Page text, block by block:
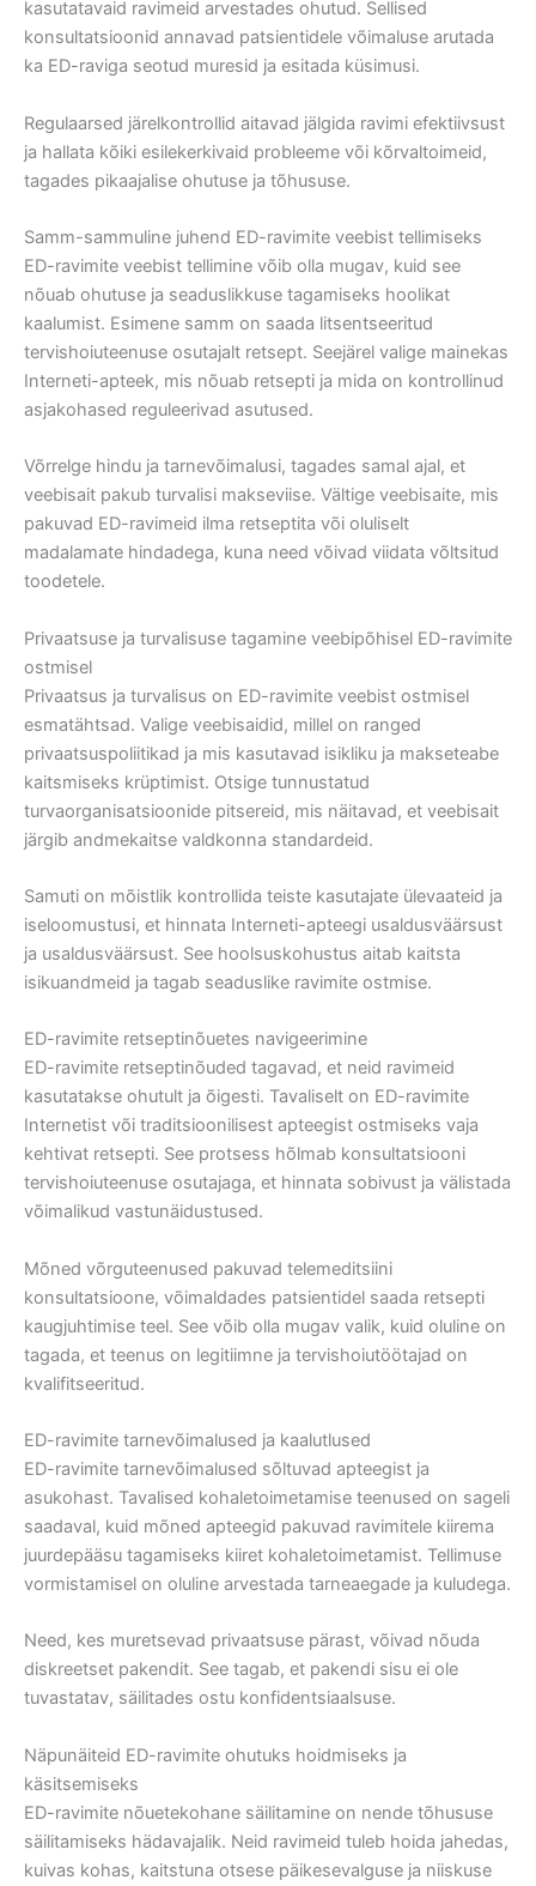
kasutatavaid ravimeid arvestades ohutud. Sellised
konsultatsioonid annavad patsientidele võimaluse arutada
ka ED-raviga seotud muresid ja esitada küsimusi.
Regulaarsed järelkontrollid aitavad jälgida ravimi efektiivsust
ja hallata kõiki esilekerkivaid probleeme või kõrvaltoimeid,
tagades pikaajalise ohutuse ja tõhususe.
Samm-sammuline juhend ED-ravimite veebist tellimiseks
ED-ravimite veebist tellimine võib olla mugav, kuid see
nõuab ohutuse ja seaduslikkuse tagamiseks hoolikat
kaalumist. Esimene samm on saada litsentseeritud
tervishoiuteenuse osutajalt retsept. Seejärel valige mainekas
Interneti-apteek, mis nõuab retsepti ja mida on kontrollinud
asjakohased reguleerivad asutused.
Võrrelge hindu ja tarnevõimalusi, tagades samal ajal, et
veebisait pakub turvalisi makseviise. Vältige veebisaite, mis
pakuvad ED-ravimeid ilma retseptita või oluliselt
madalamate hindadega, kuna need võivad viidata võltsitud
toodetele.
Privaatsuse ja turvalisuse tagamine veebipõhisel ED-ravimite
ostmisel
Privaatsus ja turvalisus on ED-ravimite veebist ostmisel
esmatähtsad. Valige veebisaidid, millel on ranged
privaatsuspoliitikad ja mis kasutavad isikliku ja makseteabe
kaitsmiseks krüptimist. Otsige tunnustatud
turvaorganisatsioonide pitsereid, mis näitavad, et veebisait
järgib andmekaitse valdkonna standardeid.
Samuti on mõistlik kontrollida teiste kasutajate ülevaateid ja
iseloomustusi, et hinnata Interneti-apteegi usaldusväärsust
ja usaldusväärsust. See hoolsuskohustus aitab kaitsta
isikuandmeid ja tagab seaduslike ravimite ostmise.
ED-ravimite retseptinõuetes navigeerimine
ED-ravimite retseptinõuded tagavad, et neid ravimeid
kasutatakse ohutult ja õigesti. Tavaliselt on ED-ravimite
Internetist või traditsioonilisest apteegist ostmiseks vaja
kehtivat retsepti. See protsess hõlmab konsultatsiooni
tervishoiuteenuse osutajaga, et hinnata sobivust ja välistada
võimalikud vastunäidustused.
Mõned võrguteenused pakuvad telemeditsiini
konsultatsioone, võimaldades patsientidel saada retsepti
kaugjuhtimise teel. See võib olla mugav valik, kuid oluline on
tagada, et teenus on legitiimne ja tervishoiutöötajad on
kvalifitseeritud.
ED-ravimite tarnevõimalused ja kaalutlused
ED-ravimite tarnevõimalused sõltuvad apteegist ja
asukohast. Tavalised kohaletoimetamise teenused on sageli
saadaval, kuid mõned apteegid pakuvad ravimitele kiirema
juurdepääsu tagamiseks kiiret kohaletoimetamist. Tellimuse
vormistamisel on oluline arvestada tarneaegade ja kuludega.
Need, kes muretsevad privaatsuse pärast, võivad nõuda
diskreetset pakendit. See tagab, et pakendi sisu ei ole
tuvastatav, säilitades ostu konfidentsiaalsuse.
Näpunäiteid ED-ravimite ohutuks hoidmiseks ja
käsitsemiseks
ED-ravimite nõuetekohane säilitamine on nende tõhususe
säilitamiseks hädavajalik. Neid ravimeid tuleb hoida jahedas,
kuivas kohas, kaitstuna otsese päikesevalguse ja niiskuse